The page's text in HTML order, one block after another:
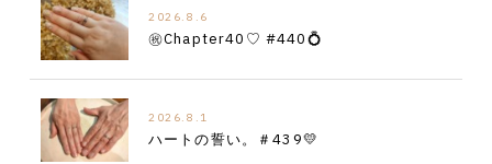
2026.8.6
㊗︎Chapter40♡ #440💍
2026.8.1
ハートの誓い。＃439💛